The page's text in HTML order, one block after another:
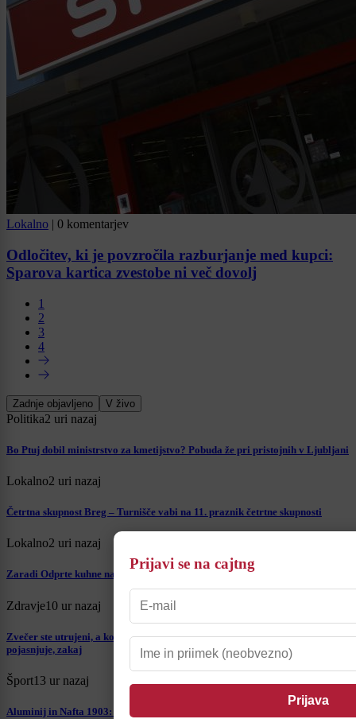
Lokalno | 0 komentarjev
Odločitev, ki je povzročila razburjanje med kupci:
Sparova kartica zvestobe ni več dovolj
1
2
3
4
Zadnje objavljeno V živo
Politika2 uri nazaj
Bo Ptuj dobil ministrstvo za kmetijstvo? Pobuda že pri pristojnih v Ljubljani
Lokalno2 uri nazaj
Četrtna skupnost Breg – Turnišče vabi na 11. praznik četrtne skupnosti
Lokalno2 uri nazaj
Zaradi Odprte kuhne na Ptuju popolna zapora več mestnih ulic. Kdaj?
Zdravje10 ur nazaj
Zvečer ste utrujeni, a ko ležete v posteljo, misli ne utihnejo? Strokovnjakinja
pojasnjuje, zakaj
Šport13 ur nazaj
Aluminij in Nafta 1903: Kdo je osvojil pomembne prvenstvene točke?
Prijavi se na cajtng